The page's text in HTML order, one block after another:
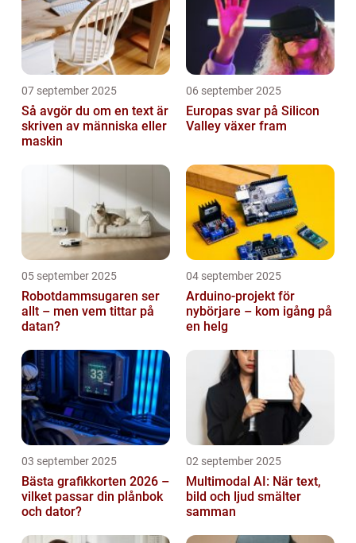
07 september 2025
Så avgör du om en text är
skriven av människa eller
maskin
06 september 2025
Europas svar på Silicon
Valley växer fram
05 september 2025
Robotdammsugaren ser
allt – men vem tittar på
datan?
04 september 2025
Arduino-projekt för
nybörjare – kom igång på
en helg
03 september 2025
Bästa grafikkorten 2026 –
vilket passar din plånbok
och dator?
02 september 2025
Multimodal AI: När text,
bild och ljud smälter
samman